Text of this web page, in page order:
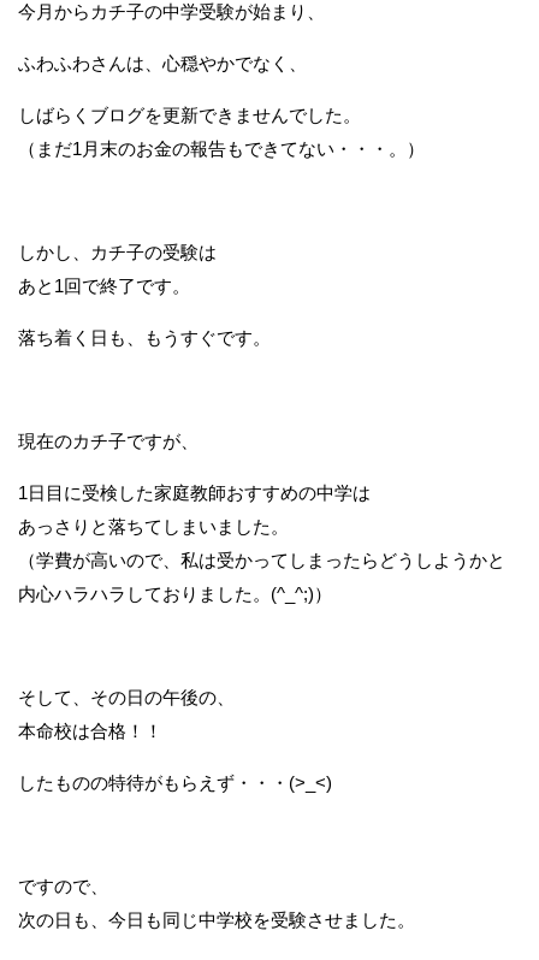
今月からカチ子の中学受験が始まり、
ふわふわさんは、心穏やかでなく、
しばらくブログを更新できませんでした。
（まだ1月末のお金の報告もできてない・・・。）
しかし、カチ子の受験は
あと1回で終了です。
落ち着く日も、もうすぐです。
現在のカチ子ですが、
1日目に受検した家庭教師おすすめの中学は
あっさりと落ちてしまいました。
（学費が高いので、私は受かってしまったらどうしようかと
内心ハラハラしておりました。(^_^;)）
そして、その日の午後の、
本命校は合格！！
したものの特待がもらえず・・・(>_<)
ですので、
次の日も、今日も同じ中学校を受験させました。